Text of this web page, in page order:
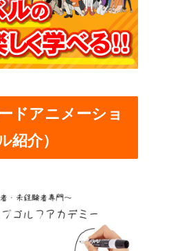
ドアニメーショ
紹介）